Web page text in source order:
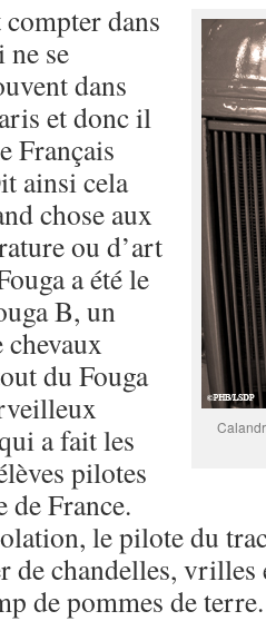
dans
se
dans
et donc il
Français
ainsi cela
chose aux
ou d’art
a été le
B, un
du Fouga
a fait les
pilotes
de France.
le pilote du
de chandelles,
de pommes de terre.